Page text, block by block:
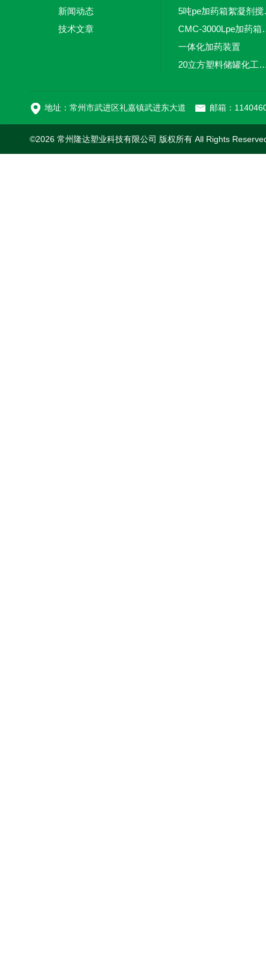
新闻动态
技术文章
5吨pe
CMC-
一体化加药装置
20立方塑料储罐化工储
地址：常州市武进区礼嘉镇武进东大道 邮箱：
©2026 常州隆达塑业科技有限公司 版权所有 All Rights